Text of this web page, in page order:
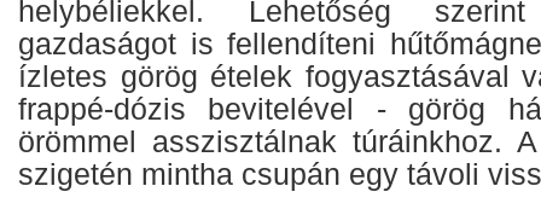
helybéliekkel. Lehetőség
gazdaságot is fellendíteni
ízletes görög ételek fogyasztásával
frappé-dózis bevitelével - görög
örömmel asszisztálnak túráinkhoz.
szigetén mintha csupán egy távoli